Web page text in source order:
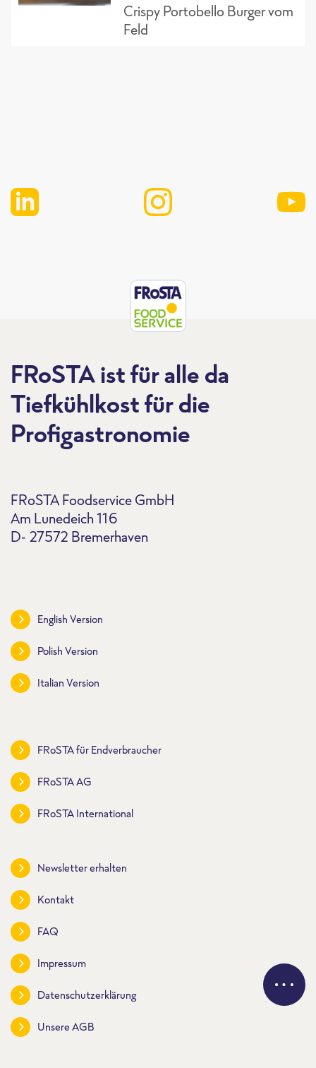
Crispy Portobello Burger vom
Feld
FRoSTA ist für alle da
Tiefkühlkost für die
Profigastronomie
FRoSTA Foodservice GmbH
Am Lunedeich 116
D- 27572 Bremerhaven
English Version
Polish Version
Italian Version
FRoSTA für Endverbraucher
FRoSTA AG
FRoSTA International
Newsletter erhalten
Kontakt
FAQ
Impressum
Datenschutzerklärung
Unsere AGB